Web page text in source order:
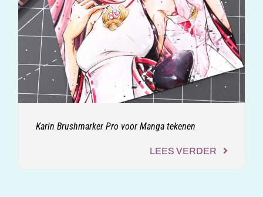
Karin Brushmarker Pro voor Manga tekenen
LEES VERDER